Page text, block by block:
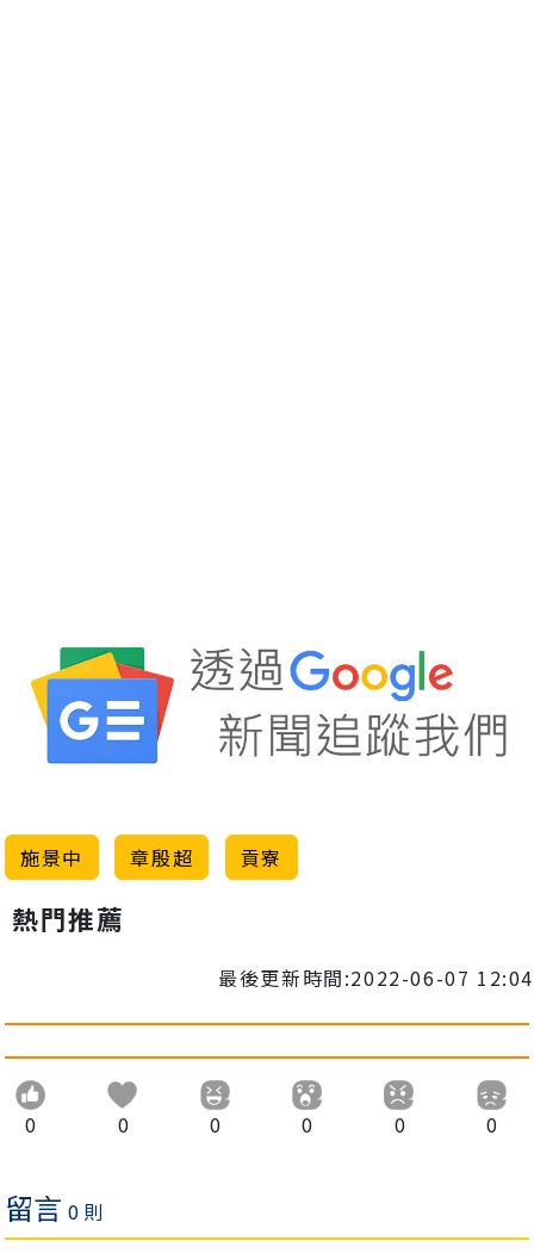
施景中 章殷超 貢寮
熱門推薦
最後更新時間:2022-06-07 12:04
0 0 0 0 0 0